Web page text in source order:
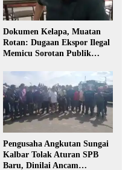
Dokumen Kelapa, Muatan
Rotan: Dugaan Ekspor Ilegal
Memicu Sorotan Publik
Pengusaha Angkutan Sungai
Kalbar Tolak Aturan SPB
Baru, Dinilai Ancam